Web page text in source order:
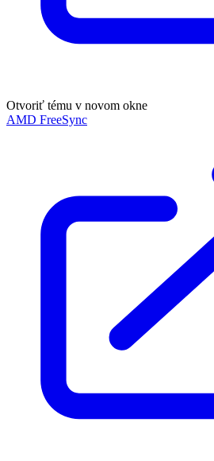
Otvoriť tému v novom okne
AMD FreeSync